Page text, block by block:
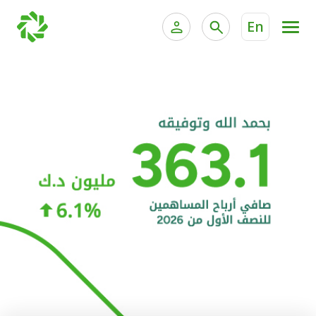
En
الخدمات المصرفية الإلكترونية للشركات
خدمة "بيتك" للتداول الإلكتروني
الحسابات المصرفية
البطاقات
"برامج العملاء"